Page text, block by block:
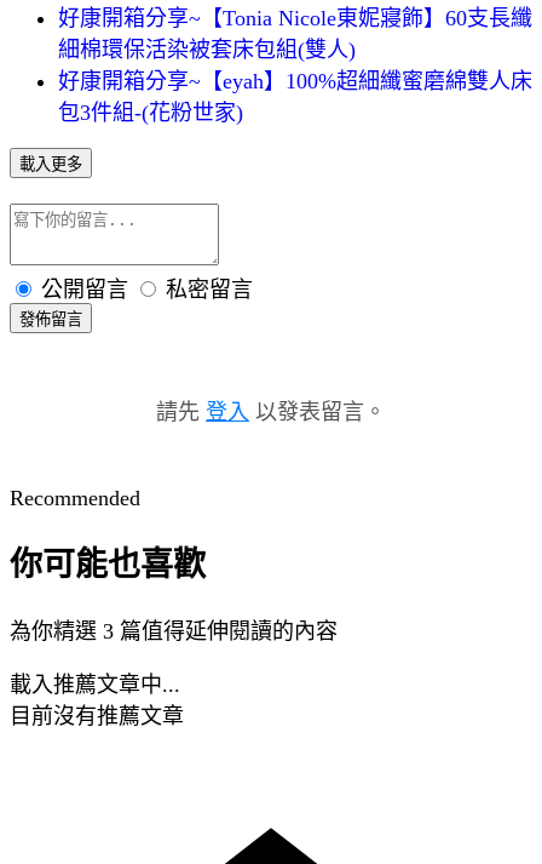
好康開箱分享~【Tonia Nicole東妮寢飾】60支長纖
細棉環保活染被套床包組(雙人)
好康開箱分享~【eyah】100%超細纖蜜磨綿雙人床
包3件組-(花粉世家)
載入更多
公開留言 私密留言
發佈留言
請先 登入 以發表留言。
Recommended
你可能也喜歡
為你精選 3 篇值得延伸閱讀的內容
載入推薦文章中...
目前沒有推薦文章